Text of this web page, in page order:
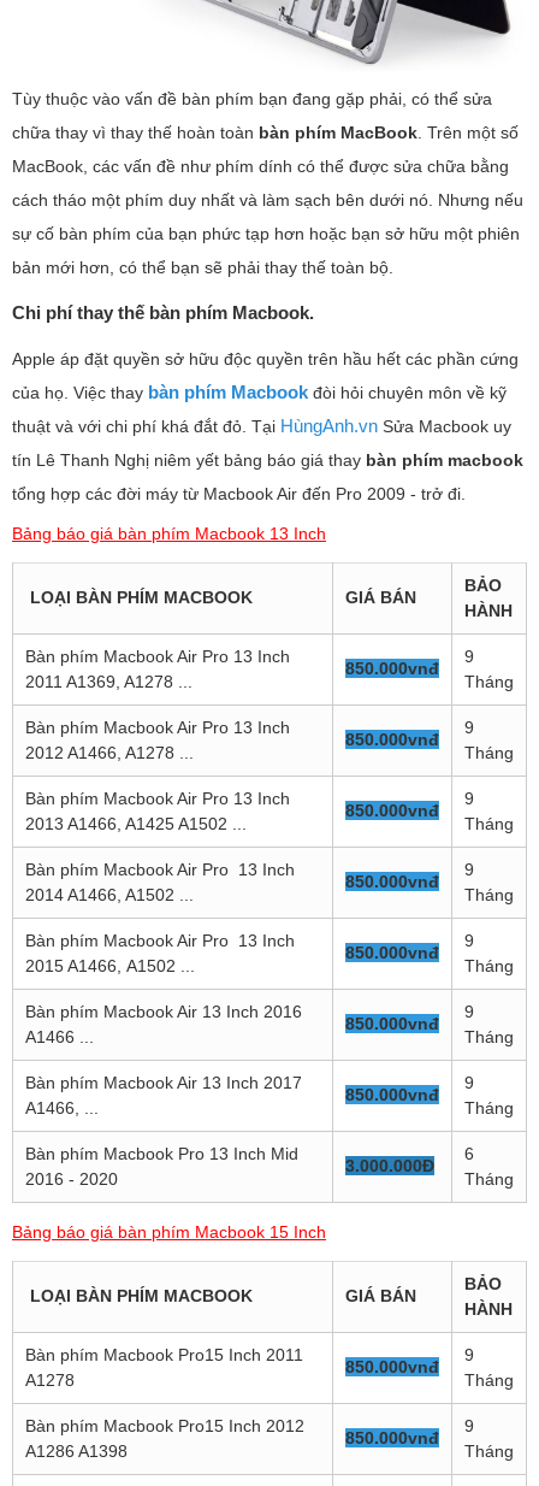
Tùy thuộc vào vấn đề bàn phím bạn đang gặp phải, có thể sửa
chữa thay vì thay thế hoàn toàn bàn phím MacBook. Trên một số
MacBook, các vấn đề như phím dính có thể được sửa chữa bằng
cách tháo một phím duy nhất và làm sạch bên dưới nó. Nhưng nếu
sự cố bàn phím của bạn phức tạp hơn hoặc bạn sở hữu một phiên
bản mới hơn, có thể bạn sẽ phải thay thế toàn bộ.
Chi phí thay thế bàn phím Macbook.
Apple áp đặt quyền sở hữu độc quyền trên hầu hết các phần cứng
của họ. Việc thay bàn phím Macbook đòi hỏi chuyên môn về kỹ
thuật và với chi phí khá đắt đỏ. Tại HùngAnh.vn Sửa Macbook uy
tín Lê Thanh Nghị niêm yết bảng báo giá thay bàn phím macbook
tổng hợp các đời máy từ Macbook Air đến Pro 2009 - trở đi.
Bảng báo giá bàn phím Macbook 13 Inch
LOẠI BÀN PHÍM MACBOOK GIÁ BÁN
BẢO
HÀNH
Bàn phím Macbook Air Pro 13 Inch
2011 A1369, A1278 ...
850.000vnđ
9
Tháng
Bàn phím Macbook Air Pro 13 Inch
2012 A1466, A1278 ...
850.000vnđ
9
Tháng
Bàn phím Macbook Air Pro 13 Inch
2013 A1466, A1425 A1502 ...
850.000vnđ
9
Tháng
Bàn phím Macbook Air Pro 13 Inch
2014 A1466, A1502 ...
850.000vnđ
9
Tháng
Bàn phím Macbook Air Pro 13 Inch
2015 A1466, A1502 ...
850.000vnđ
9
Tháng
Bàn phím Macbook Air 13 Inch 2016
A1466 ...
850.000vnđ
9
Tháng
Bàn phím Macbook Air 13 Inch 2017
A1466, ...
850.000vnđ
9
Tháng
Bàn phím Macbook Pro 13 Inch Mid
2016 - 2020
3.000.000Đ
6
Tháng
Bảng báo giá bàn phím Macbook 15 Inch
LOẠI BÀN PHÍM MACBOOK GIÁ BÁN
BẢO
HÀNH
Bàn phím Macbook Pro15 Inch 2011
A1278
850.000vnđ
9
Tháng
Bàn phím Macbook Pro15 Inch 2012
A1286 A1398
850.000vnđ
9
Tháng